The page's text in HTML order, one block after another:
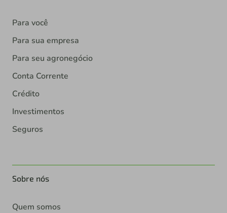
Para você
Para sua empresa
Para seu agronegócio
Conta Corrente
Crédito
Investimentos
Seguros
Sobre nós
Quem somos